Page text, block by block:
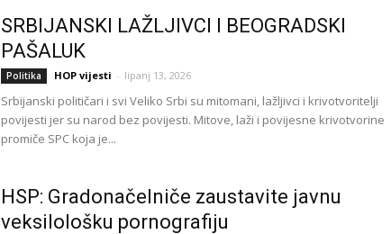
SRBIJANSKI LAŽLJIVCI I BEOGRADSKI
PAŠALUK
Politika HOP vijesti - lipanj 13, 2026
Srbijanski političari i svi Veliko Srbi su mitomani, lažljivci i krivotvoritelji
povijesti jer su narod bez povijesti. Mitove, laži i povijesne krivotvorine
promiče SPC koja je...
HSP: Gradonačelniče zaustavite javnu
veksilološku pornografiju